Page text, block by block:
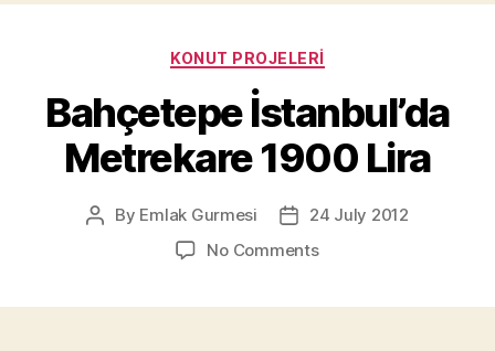
Categories
KONUT PROJELERI
Bahçetepe İstanbul’da
Metrekare 1900 Lira
Post
By Emlak Gurmesi
Post
date
24 July 2012
No Commentson